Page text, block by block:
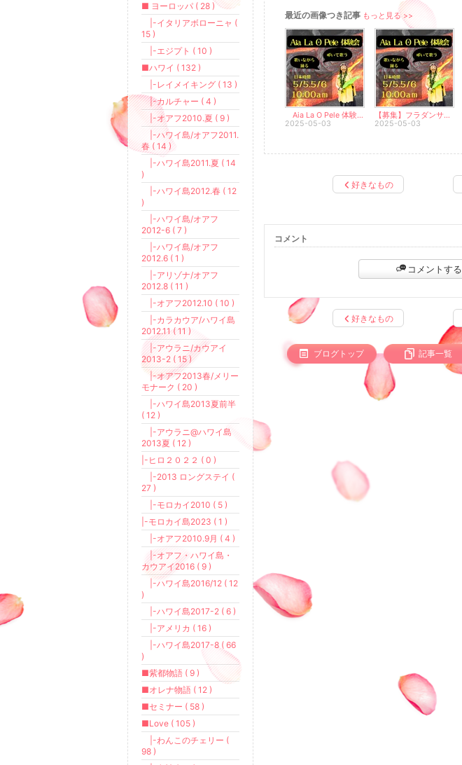
最近の画像つき記事 もっと見る >>
Aia La O Pele 体験会やります/歌いながら踊る・叩いて歌う/フラカヒコ
2025-05-03
【募集】フラダンサーのための『魅力と才能を覚醒させ魂を輝かせる』講座・プライベートレッスン
2025-05-03
好きなもの
コメント
コメントする
好きなもの
ブログトップ 記事一覧
■ ヨーロッパ ( 28 )
|-イタリアボローニャ (
15 )
|-エジプト ( 10 )
■ハワイ ( 132 )
|-レイメイキング ( 13 )
|-カルチャー ( 4 )
|-オアフ2010.夏 ( 9 )
|-ハワイ島/オアフ2011.
春 ( 14 )
|-ハワイ島2011.夏 ( 14
)
|-ハワイ島2012.春 ( 12
)
|-ハワイ島/オアフ
2012-6 ( 7 )
|-ハワイ島/オアフ
2012.6 ( 1 )
|-アリゾナ/オアフ
2012.8 ( 11 )
|-オアフ2012.10 ( 10 )
|-カラカウア/ハワイ島
2012.11 ( 11 )
|-アウラニ/カウアイ
2013-2 ( 15 )
|-オアフ2013春/メリー
モナーク ( 20 )
|-ハワイ島2013夏前半
( 12 )
|-アウラニ@ハワイ島
2013夏 ( 12 )
|-ヒロ２０２２ ( 0 )
|-2013 ロングステイ (
27 )
|-モロカイ2010 ( 5 )
|-モロカイ島2023 ( 1 )
|-オアフ2010.9月 ( 4 )
|-オアフ・ハワイ島・
カウアイ2016 ( 9 )
|-ハワイ島2016/12 ( 12
)
|-ハワイ島2017-2 ( 6 )
|-アメリカ ( 16 )
|-ハワイ島2017-8 ( 66
)
■紫都物語 ( 9 )
■オレナ物語 ( 12 )
■セミナー ( 58 )
■Love ( 105 )
|-わんこのチェリー (
98 )